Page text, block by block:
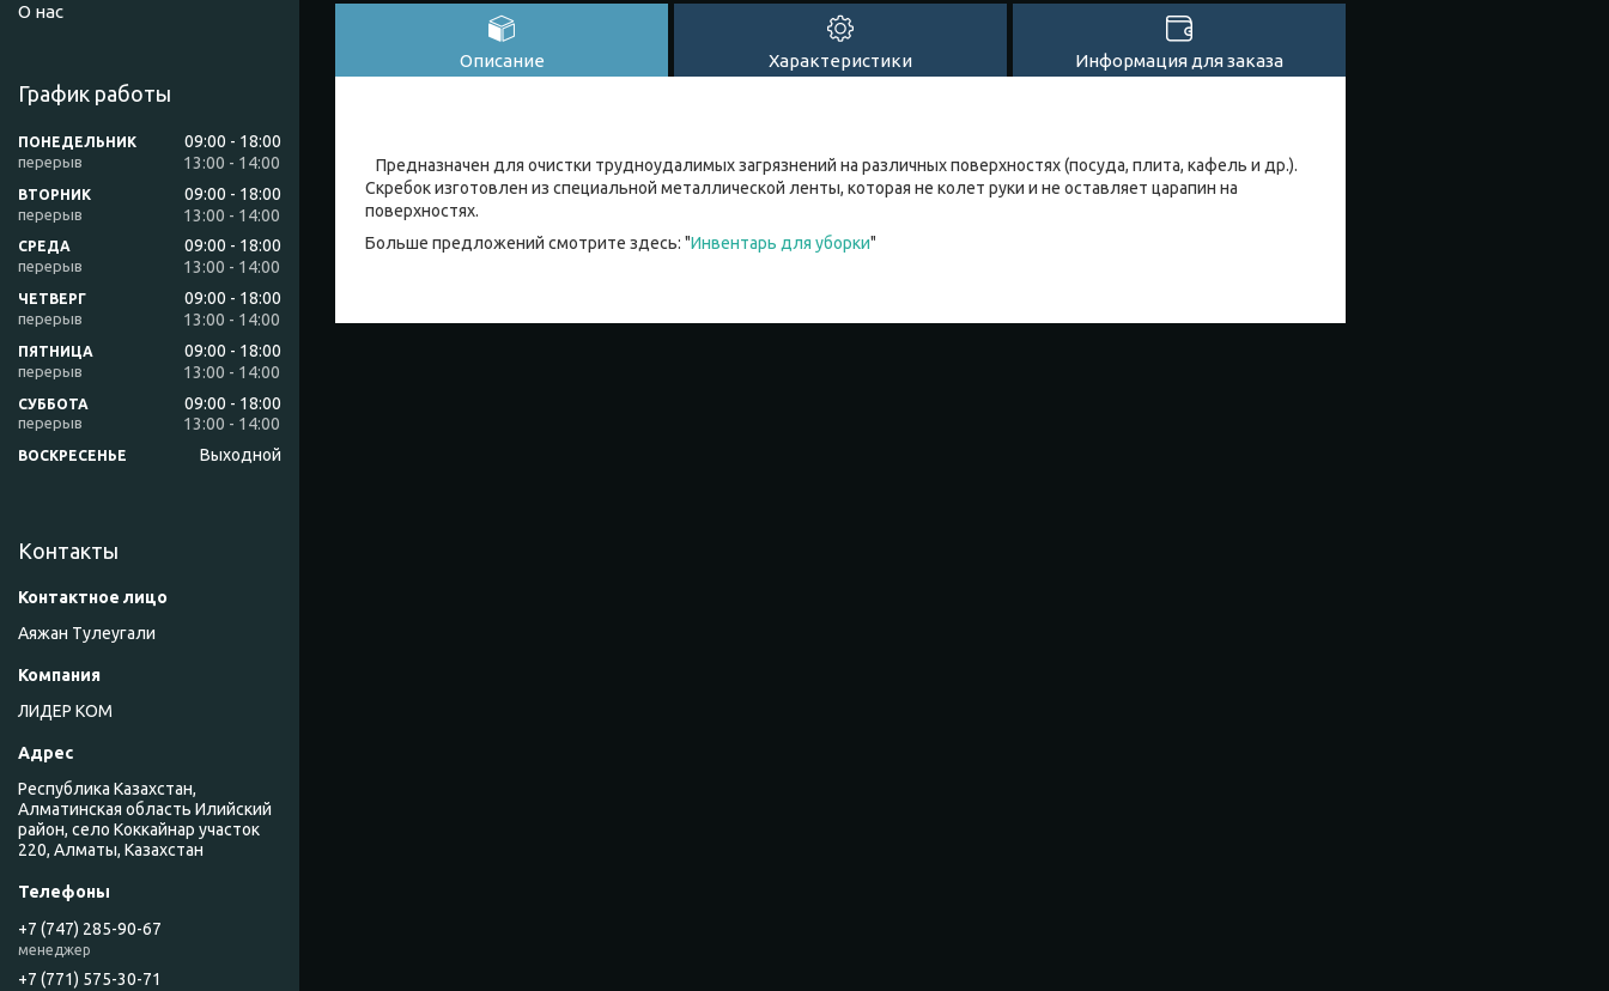
Описание Характеристики Информация для заказа
Предназначен для очистки трудноудалимых загрязнений на различных поверхностях (посуда, плита, кафель и др.).
Скребок изготовлен из специальной металлической ленты, которая не колет руки и не оставляет царапин на
поверхностях.
Больше предложений смотрите здесь: "Инвентарь для уборки"
О нас
График работы
ПОНЕДЕЛЬНИК 09:00
18:00
13:00
14:00
ВТОРНИК 09:00
18:00
13:00
14:00
СРЕДА 09:00
18:00
13:00
14:00
ЧЕТВЕРГ 09:00
18:00
13:00
14:00
ПЯТНИЦА 09:00
18:00
13:00
14:00
СУББОТА 09:00
18:00
13:00
14:00
ВОСКРЕСЕНЬЕ Выходной
Контакты
Аяжан Тулеугали
ЛИДЕР КОМ
Республика Казахстан,
Алматинская область Илийский
район, село Коккайнар участок
220, Алматы, Казахстан
+7 (747) 285-90-67
менеджер
+7 (771) 575-30-71